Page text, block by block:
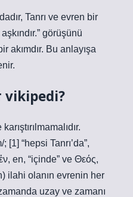
Tanrı ve evren bir
görüşünü
akımdır. Bu anlayışa
vikipedi?
“hepsi Tanrı’da”,
en, “içinde” ve Θεός,
ilahi olanın evrenin her
uzay ve zamanı